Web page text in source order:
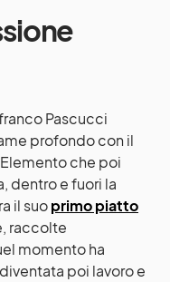
Pascucci
profondo con il
che poi
dentro e fuori la
il suoprimo piatto
raccolte
momento ha
poi lavoro e